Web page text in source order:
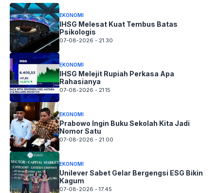
EKONOMI
IHSG Melesat Kuat Tembus Batas
Psikologis
07-08-2026 - 21.30
EKONOMI
IHSG Melejit Rupiah Perkasa Apa
Rahasianya
07-08-2026 - 21.15
EKONOMI
Prabowo Ingin Buku Sekolah Kita Jadi
Nomor Satu
07-08-2026 - 21.00
EKONOMI
Unilever Sabet Gelar Bergengsi ESG Bikin
Kagum
07-08-2026 - 17.45